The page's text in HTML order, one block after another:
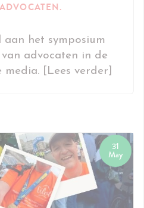
aan het symposium
advocaten in de
[Lees verder]
31
May